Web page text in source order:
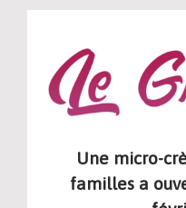
Une micro-
familles a